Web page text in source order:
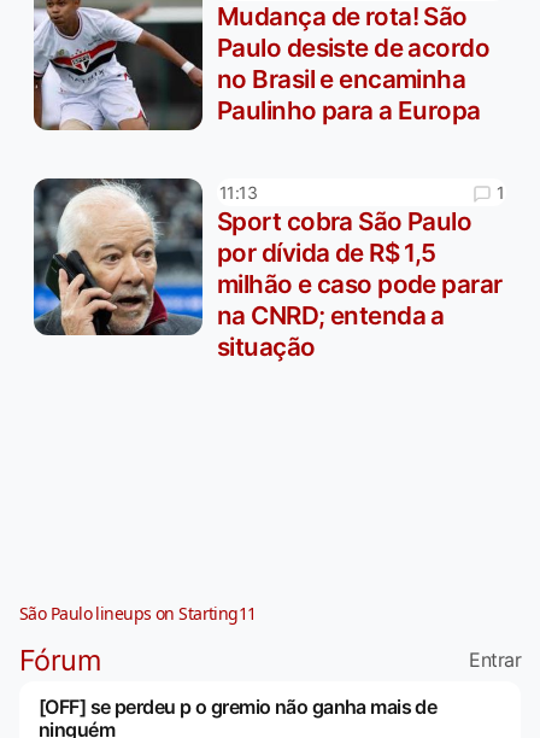
Mudança de rota! São
Paulo desiste de acordo
no Brasil e encaminha
Paulinho para a Europa
11:13 1
Sport cobra São Paulo
por dívida de R$ 1,5
milhão e caso pode parar
na CNRD; entenda a
situação
São Paulo lineups on Starting11
Fórum
Entrar
[OFF] se perdeu p o gremio não ganha mais de
ninguém